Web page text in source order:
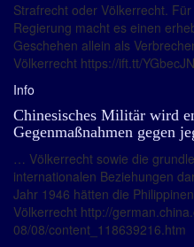
Strafrecht oder Völkerrecht.
Regierung macht es einen
Geschehen allein als
Völkerrecht https://ift.tt/YGbecJN
Info
Chinesisches Militär wird
Gegenmaßnahmen gegen
… Völkerrecht sowie die
internationalen Beziehungen
Jahr 1946 hätten die
Völkerrecht http://
08/08/content_118639216.htm